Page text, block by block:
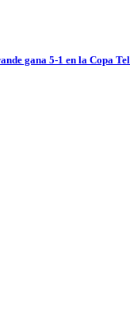
gana 5-1 en la Copa